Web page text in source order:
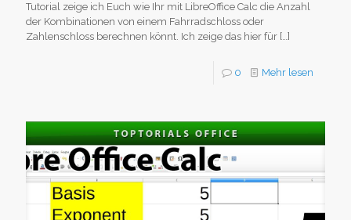
Tutorial zeige ich Euch wie Ihr mit LibreOffice Calc die Anzahl
der Kombinationen von einem Fahrradschloss oder
Zahlenschloss berechnen könnt. Ich zeige das hier für […]
0 Mehr lesen